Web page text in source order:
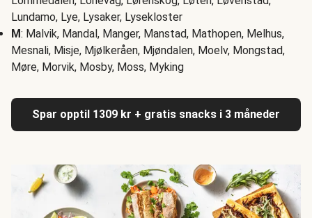
Lundamo, Lye, Lysaker, Lysekloster
M: Malvik, Mandal, Manger, Manstad, Mathopen, Melhus,
Mesnali, Misje, Mjølkeråen, Mjøndalen, Moelv, Mongstad,
Møre, Morvik, Mosby, Moss, Myking
Spar opptil 1309 kr + gratis snacks i 3 måneder